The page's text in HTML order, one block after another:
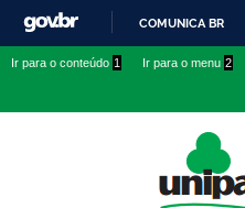
conteúdo
COMUNICA BR
Ir para o conteúdo 1 Ir para o menu 2